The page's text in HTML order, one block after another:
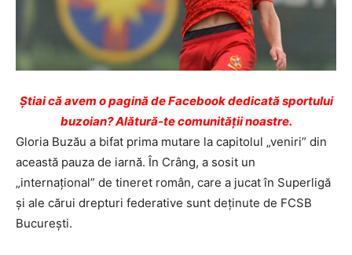
Ştiai că avem o pagină de Facebook dedicată sportului
buzoian? Alătură-te comunității noastre.
Gloria Buzău a bifat prima mutare la capitolul „veniri” din
această pauza de iarnă. În Crâng, a sosit un
„internaţional” de tineret român, care a jucat în Superligă
şi ale cărui drepturi federative sunt deţinute de FCSB
Bucureşti.